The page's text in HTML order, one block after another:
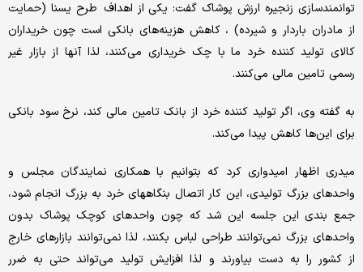
توانمندسازی زنجیره ارزش پوشاک گفت: یکی از اهداف طرح یسنا (حمایت
از مادران باردار و شیرده) ، کاهش هزینه‌های بانکی است چون خریداران
کالای تولید کننده خرد ما با چک خریداری می‌کنند، لذا آنها از بازار غیر
رسمی تامین مالی می‌کنند.
به گفته وی، اگر تولید کننده خرد از بانک تامین مالی کند، نرخ سود بانکی
برای این‌ها کاهش پیدا می‌کند.
میدری اظهار امیدواری کرد که بتوانیم با همکاری نمایندگان مجلس و
واحدهای بزرگ تولیدی، این کار اتصال بنگاههای خرد به بزرگ انجام شود،
جمع بندی این جلسه این شد که چون واحدهای کوچک پوشاک بدون
واحدهای بزرگ نمی‌توانند طراحی لباس بکنند، لذا نمی‌توانند بازارهای خارج
از کشور را به دست بیاورند و لذا افزایش تولید می‌تواند حتی به ضرر